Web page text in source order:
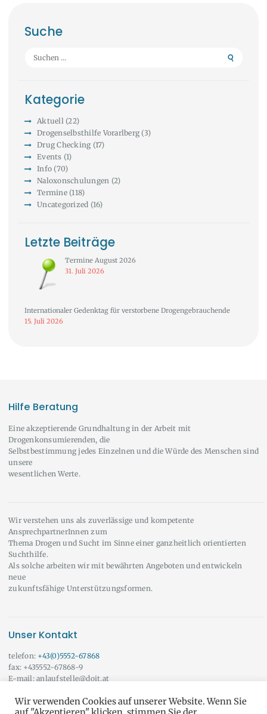
Suche
Suchen
Kategorie
Aktuell (22)
Drogenselbsthilfe Vorarlberg (3)
Drug Checking (17)
Events (1)
Info (70)
Naloxonschulungen (2)
Termine(118)
Uncategorized (16)
Letzte Beiträge
Termine August 2026
31. Juli 2026
Internationaler Gedenktag für verstorbene Drogengebrauchende
15. Juli 2026
Hilfe Beratung
Eine akzeptierende Grundhaltung in der Arbeit mit
Drogenkonsumierenden, die
Selbstbestimmung jedes Einzelnen und die Würde des Menschen sind
unsere
wesentlichen Werte.
Wir verstehen uns als zuverlässige und kompetente
AnsprechpartnerInnen zum
Thema Drogen und Sucht im Sinne einer ganzheitlich orientierten
Suchthilfe.
Als solche arbeiten wir mit bewährten Angeboten und entwickeln
neue
zukunftsfähige Unterstützungsformen.
Unser Kontakt
telefon: +43(0)5552-67868
fax: +435552-67868-9
E-mail: anlaufstelle@doit.at
Wir beraten Sie auch gerne außerhalb der angeführten Öffnungszeiten!
Vereinbaren Sie doch einfach einen Termin mit uns.Onlineberatung
Wir verwenden Cookies auf unserer Website. Wenn Sie